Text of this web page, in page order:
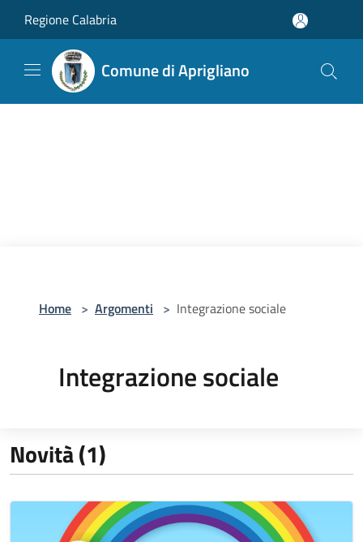
Regione Calabria
Comune di Aprigliano
Home > Argomenti > Integrazione sociale
Integrazione sociale
Novità (1)